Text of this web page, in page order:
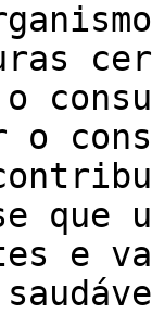
o
e